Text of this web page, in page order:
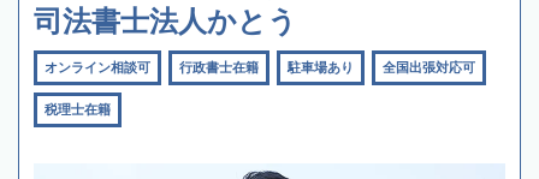
司法書士法人かとう
オンライン相談可 行政書士在籍 駐車場あり 全国出張対応可
税理士在籍